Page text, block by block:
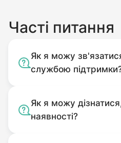
Часті питання
Як я можу
службою
Як я можу
наявності?